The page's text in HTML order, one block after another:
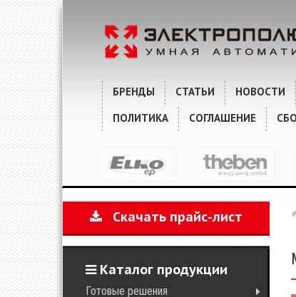
БРЕНДЫ СТАТЬИ НОВОСТИ
ПОЛИТИКА
СОГЛАШЕНИЕ
Скачать прайс-лист
Каталог продукции
Готовые решения